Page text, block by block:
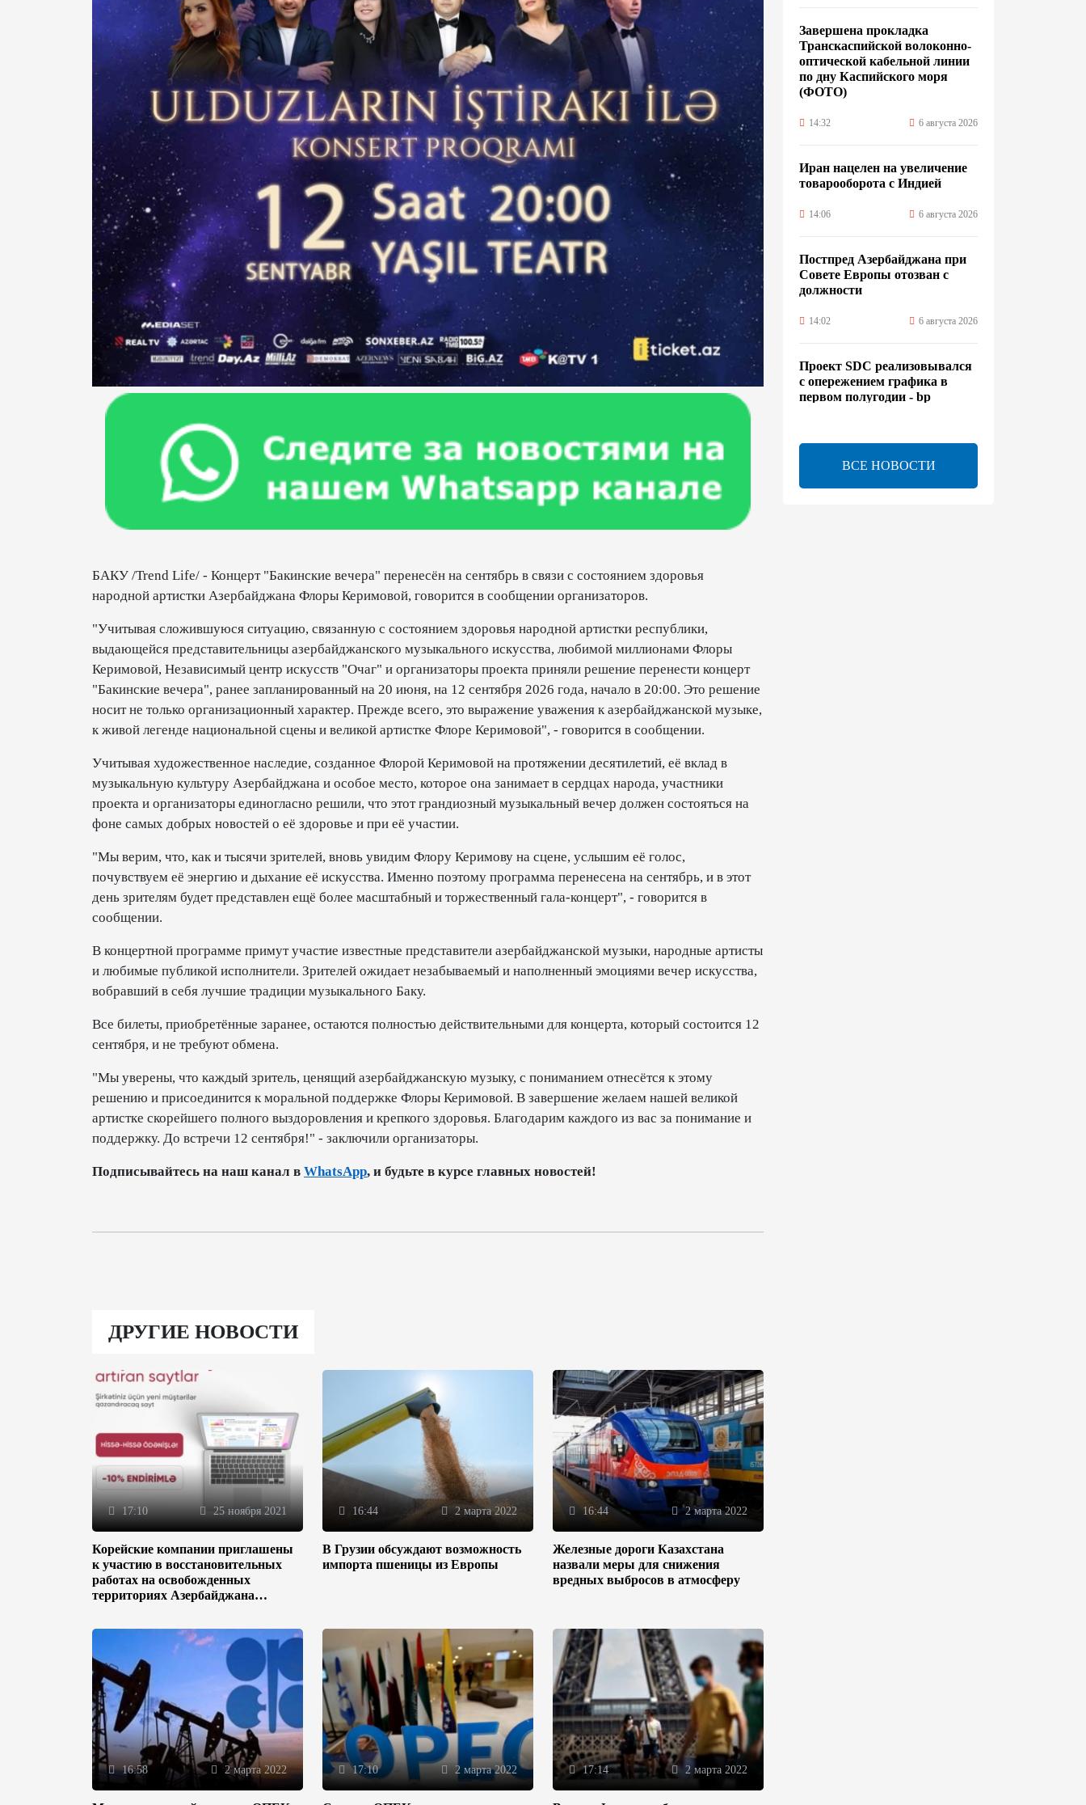
БАКУ /Trend Life/ - Концерт "Бакинские вечера" перенесён на сентябрь в связи с состоянием здоровья
народной артистки Азербайджана Флоры Керимовой, говорится в сообщении организаторов.
"Учитывая сложившуюся ситуацию, связанную с состоянием здоровья народной артистки республики,
выдающейся представительницы азербайджанского музыкального искусства, любимой миллионами Флоры
Керимовой, Независимый центр искусств "Очаг" и организаторы проекта приняли решение перенести концерт
"Бакинские вечера", ранее запланированный на 20 июня, на 12 сентября 2026 года, начало в 20:00. Это решение
носит не только организационный характер. Прежде всего, это выражение уважения к азербайджанской музыке,
к живой легенде национальной сцены и великой артистке Флоре Керимовой", - говорится в сообщении.
Учитывая художественное наследие, созданное Флорой Керимовой на протяжении десятилетий, её вклад в
музыкальную культуру Азербайджана и особое место, которое она занимает в сердцах народа, участники
проекта и организаторы единогласно решили, что этот грандиозный музыкальный вечер должен состояться на
фоне самых добрых новостей о её здоровье и при её участии.
"Мы верим, что, как и тысячи зрителей, вновь увидим Флору Керимову на сцене, услышим её голос,
почувствуем её энергию и дыхание её искусства. Именно поэтому программа перенесена на сентябрь, и в этот
день зрителям будет представлен ещё более масштабный и торжественный гала-концерт", - говорится в
сообщении.
В концертной программе примут участие известные представители азербайджанской музыки, народные артисты
и любимые публикой исполнители. Зрителей ожидает незабываемый и наполненный эмоциями вечер искусства,
вобравший в себя лучшие традиции музыкального Баку.
Все билеты, приобретённые заранее, остаются полностью действительными для концерта, который состоится 12
сентября, и не требуют обмена.
"Мы уверены, что каждый зритель, ценящий азербайджанскую музыку, с пониманием отнесётся к этому
решению и присоединится к моральной поддержке Флоры Керимовой. В завершение желаем нашей великой
артистке скорейшего полного выздоровления и крепкого здоровья. Благодарим каждого из вас за понимание и
поддержку. До встречи 12 сентября!" - заключили организаторы.
Подписывайтесь на наш канал в WhatsApp, и будьте в курсе главных новостей!
ДРУГИЕ НОВОСТИ
17:10 25 ноября 2021
Корейские компании приглашены
к участию в восстановительных
работах на освобожденных
территориях Азербайджана
16:44 2 марта 2022
В Грузии обсуждают возможность
импорта пшеницы из Европы
16:44 2 марта 2022
Железные дороги Казахстана
назвали меры для снижения
вредных выбросов в атмосферу
16:58 2 марта 2022 17:10 2 марта 2022 17:14 2 марта 2022
Завершена прокладка
Транскаспийской волоконно-
оптической кабельной линии
по дну Каспийского моря
(ФОТО)
14:32 6 августа 2026
Иран нацелен на увеличение
товарооборота с Индией
14:06 6 августа 2026
Постпред Азербайджана при
Совете Европы отозван с
должности
14:02 6 августа 2026
Проект SDC реализовывался
с опережением графика в
первом полугодии - bp
Расширены полномочия
холдинга AZCON - Указ
ВСЕ НОВОСТИ